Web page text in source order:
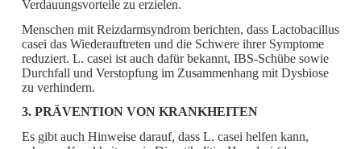
Verdauungsvorteile zu erzielen.
Menschen mit Reizdarmsyndrom berichten, dass Lactobacillus
casei das Wiederauftreten und die Schwere ihrer Symptome
reduziert. L. casei ist auch dafür bekannt, IBS-Schübe sowie
Durchfall und Verstopfung im Zusammenhang mit Dysbiose
zu verhindern.
3. PRÄVENTION VON KRANKHEITEN
Es gibt auch Hinweise darauf, dass L. casei helfen kann,